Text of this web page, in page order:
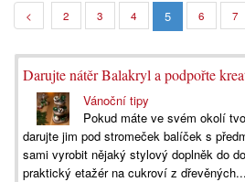
< 2 3 4 5 6 7
Darujte nátěr Balakryl a podpořte
Vánoční tipy
Pokud máte ve svém okolí
darujte jim pod stromeček balíček s
sami vyrobit nějaký stylový doplněk do
praktický etažér na cukroví z dřevěných...